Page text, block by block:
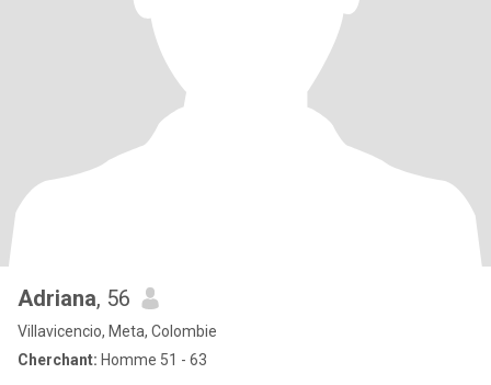
Adriana, 56
Villavicencio, Meta, Colombie
Cherchant: Homme 51 - 63